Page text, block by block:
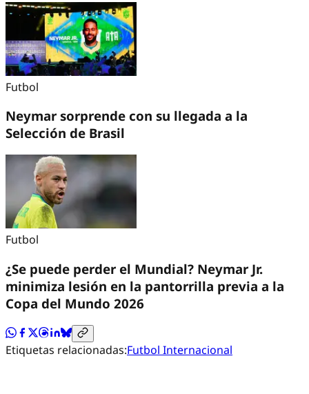
Futbol
Neymar sorprende con su llegada a la
Selección de Brasil
Futbol
¿Se puede perder el Mundial? Neymar Jr.
minimiza lesión en la pantorrilla previa a la
Copa del Mundo 2026
Etiquetas relacionadas:Futbol Internacional